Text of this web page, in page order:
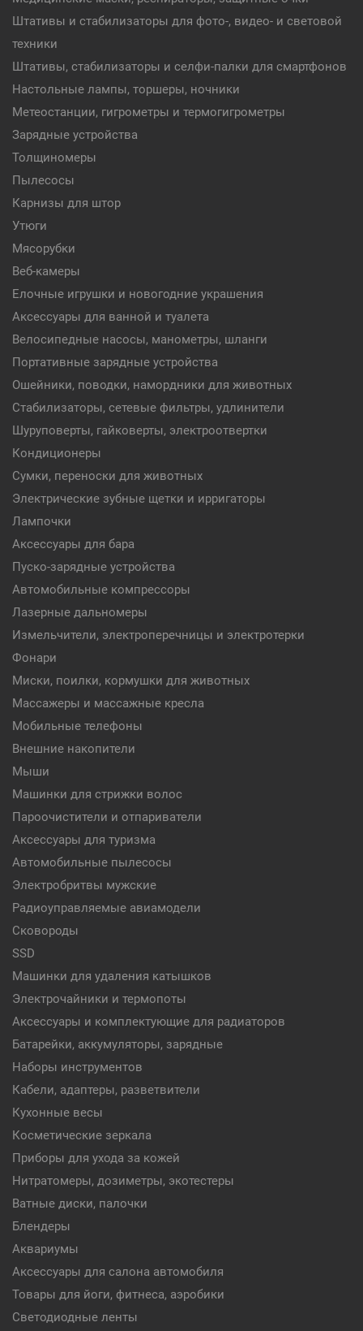
Штативы и стабилизаторы для фото-, видео- и световой
техники
Штативы, стабилизаторы и селфи-палки для смартфонов
Настольные лампы, торшеры, ночники
Метеостанции, гигрометры и термогигрометры
Зарядные устройства
Толщиномеры
Пылесосы
Карнизы для штор
Утюги
Мясорубки
Веб-камеры
Елочные игрушки и новогодние украшения
Аксессуары для ванной и туалета
Велосипедные насосы, манометры, шланги
Портативные зарядные устройства
Ошейники, поводки, намордники для животных
Стабилизаторы, сетевые фильтры, удлинители
Шуруповерты, гайковерты, электроотвертки
Кондиционеры
Сумки, переноски для животных
Электрические зубные щетки и ирригаторы
Лампочки
Аксессуары для бара
Пуско-зарядные устройства
Автомобильные компрессоры
Лазерные дальномеры
Измельчители, электроперечницы и электротерки
Фонари
Миски, поилки, кормушки для животных
Массажеры и массажные кресла
Мобильные телефоны
Внешние накопители
Мыши
Машинки для стрижки волос
Пароочистители и отпариватели
Аксессуары для туризма
Автомобильные пылесосы
Электробритвы мужские
Радиоуправляемые авиамодели
Сковороды
SSD
Машинки для удаления катышков
Электрочайники и термопоты
Аксессуары и комплектующие для радиаторов
Батарейки, аккумуляторы, зарядные
Наборы инструментов
Кабели, адаптеры, разветвители
Кухонные весы
Косметические зеркала
Приборы для ухода за кожей
Нитратомеры, дозиметры, экотестеры
Ватные диски, палочки
Блендеры
Аквариумы
Аксессуары для салона автомобиля
Товары для йоги, фитнеса, аэробики
Светодиодные ленты